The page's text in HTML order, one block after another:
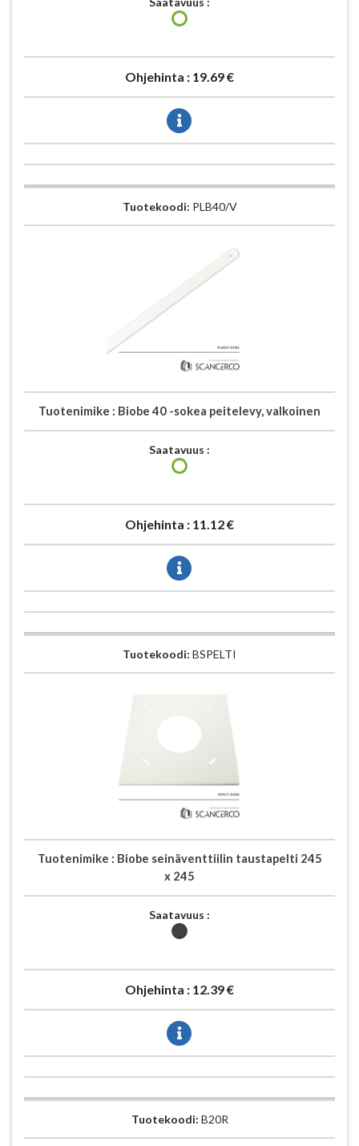
Ohjehinta : 19.69 €
Tuotekoodi: PLB40/V
Tuotenimike : Biobe 40 -sokea peitelevy, valkoinen
Saatavuus :
Ohjehinta : 11.12 €
Tuotekoodi: BSPELTI
Tuotenimike : Biobe seinäventtiilin taustapelti 245
x 245
Saatavuus :
Ohjehinta : 12.39 €
Tuotekoodi: B20R